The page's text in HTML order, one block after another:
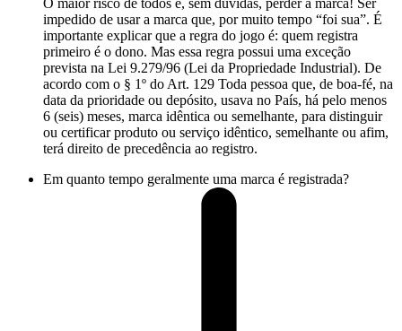
O maior risco de todos é, sem dúvidas, perder a marca! Ser
impedido de usar a marca que, por muito tempo “foi sua”. É
importante explicar que a regra do jogo é: quem registra
primeiro é o dono. Mas essa regra possui uma exceção
prevista na Lei 9.279/96 (Lei da Propriedade Industrial). De
acordo com o § 1º do Art. 129 Toda pessoa que, de boa-fé, na
data da prioridade ou depósito, usava no País, há pelo menos
6 (seis) meses, marca idêntica ou semelhante, para distinguir
ou certificar produto ou serviço idêntico, semelhante ou afim,
terá direito de precedência ao registro.
Em quanto tempo geralmente uma marca é registrada?